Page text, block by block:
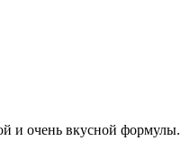
и очень вкусной формулы.